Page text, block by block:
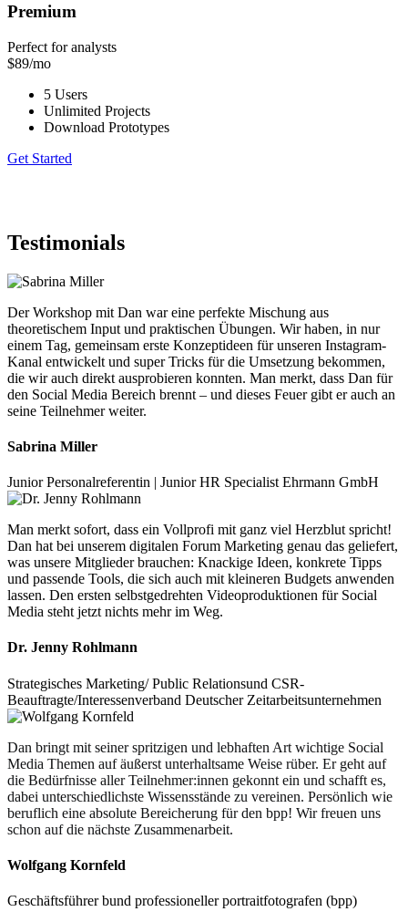
Premium
Perfect for analysts
$89/mo
5 Users
Unlimited Projects
Download Prototypes
Get Started
Testimonials
Der Workshop mit Dan war eine perfekte Mischung aus
theoretischem Input und praktischen Übungen. Wir haben, in nur
einem Tag, gemeinsam erste Konzeptideen für unseren Instagram-
Kanal entwickelt und super Tricks für die Umsetzung bekommen,
die wir auch direkt ausprobieren konnten. Man merkt, dass Dan für
den Social Media Bereich brennt – und dieses Feuer gibt er auch an
seine Teilnehmer weiter.
Sabrina Miller
Junior Personalreferentin | Junior HR Specialist Ehrmann GmbH
Man merkt sofort, dass ein Vollprofi mit ganz viel Herzblut spricht!
Dan hat bei unserem digitalen Forum Marketing genau das geliefert,
was unsere Mitglieder brauchen: Knackige Ideen, konkrete Tipps
und passende Tools, die sich auch mit kleineren Budgets anwenden
lassen. Den ersten selbstgedrehten Videoproduktionen für Social
Media steht jetzt nichts mehr im Weg.
Dr. Jenny Rohlmann
Strategisches Marketing/ Public Relationsund CSR-
Beauftragte/Interessenverband Deutscher Zeitarbeitsunternehmen
Dan bringt mit seiner spritzigen und lebhaften Art wichtige Social
Media Themen auf äußerst unterhaltsame Weise rüber. Er geht auf
die Bedürfnisse aller Teilnehmer:innen gekonnt ein und schafft es,
dabei unterschiedlichste Wissensstände zu vereinen. Persönlich wie
beruflich eine absolute Bereicherung für den bpp! Wir freuen uns
schon auf die nächste Zusammenarbeit.
Wolfgang Kornfeld
Geschäftsführer bund professioneller portraitfotografen (bpp)